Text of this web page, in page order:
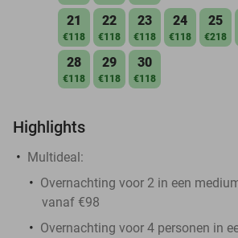
21
€118
22
€118
23
€118
24
€118
25
€218
28
€118
29
€118
30
€118
Highlights
Multideal:
Overnachting voor 2 in een
vanaf €98
Overnachting voor 4 personen in